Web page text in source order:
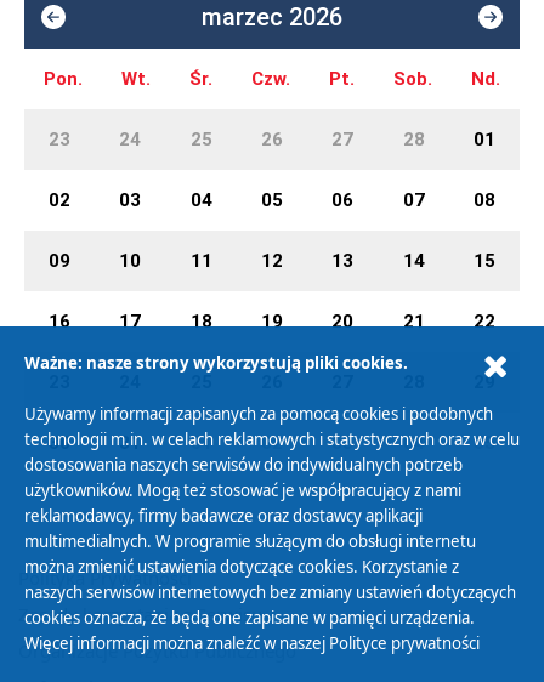
marzec 2026
Pon. Wt. Śr. Czw. Pt. Sob. Nd.
23 24 25 26 27 28 01
02 03 04 05 06 07 08
09 10 11 12 13 14 15
16 17 18 19 20 21 22
29
30 31 01 02 03 04 05
Polityka Prywatności
Zasady korzystania z Serwisu
Organizacje Pożytku Publicznego
Ważne: nasze strony wykorzystują pliki cookies.
Używamy informacji zapisanych za pomocą cookies i podobnych
technologii m.in. w celach reklamowych i statystycznych oraz w celu
dostosowania naszych serwisów do indywidualnych potrzeb
użytkowników. Mogą też stosować je współpracujący z nami
reklamodawcy, firmy badawcze oraz dostawcy aplikacji
multimedialnych. W programie służącym do obsługi internetu
można zmienić ustawienia dotyczące cookies. Korzystanie z
naszych serwisów internetowych bez zmiany ustawień dotyczących
cookies oznacza, że będą one zapisane w pamięci urządzenia.
Więcej informacji można znaleźć w naszej Polityce prywatności